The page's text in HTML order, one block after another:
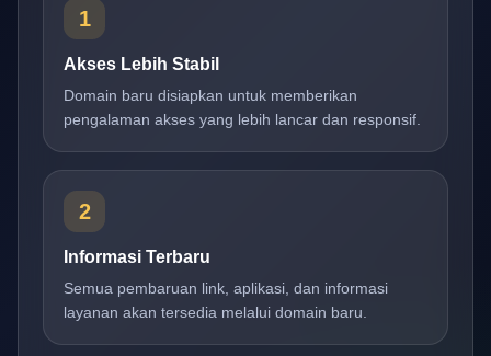
1
Akses Lebih Stabil
Domain baru disiapkan untuk memberikan
pengalaman akses yang lebih lancar dan responsif.
2
Informasi Terbaru
Semua pembaruan link, aplikasi, dan informasi
layanan akan tersedia melalui domain baru.